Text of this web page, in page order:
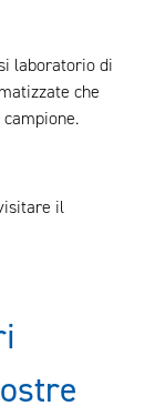
laboratorio di
che
il